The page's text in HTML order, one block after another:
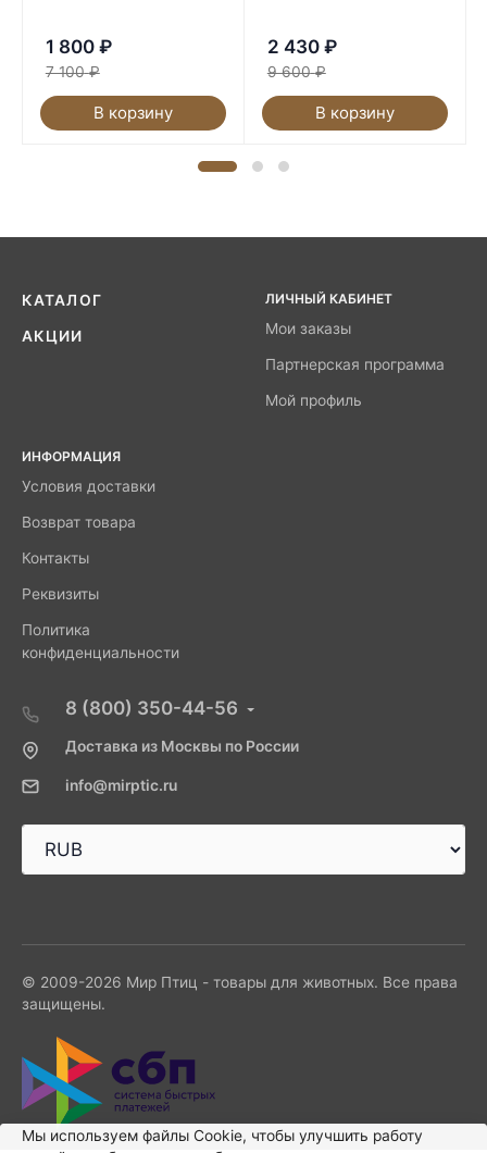
1 800 ₽
7 100 ₽
В корзину
2 430 ₽
9 600 ₽
В корзину
КАТАЛОГ
АКЦИИ
ЛИЧНЫЙ КАБИНЕТ
Мои заказы
Партнерская программа
Мой профиль
ИНФОРМАЦИЯ
Условия доставки
Возврат товара
Контакты
Реквизиты
Политика
конфиденциальности
8 (800) 350-44-56
Доставка из Москвы по России
info@mirptic.ru
© 2009-2026 Мир Птиц - товары для животных. Все права
защищены.
Мы используем файлы Сookie, чтобы улучшить работу